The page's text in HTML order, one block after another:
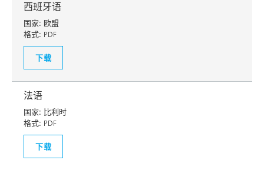
西班牙语
国家: 欧盟
格式: PDF
下载
法语
国家: 比利时
格式: PDF
下载